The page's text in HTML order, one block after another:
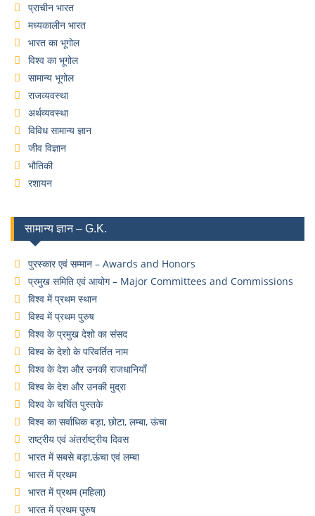
प्राचीन भारत
मध्यकालीन भारत
भारत का भूगोल
विश्व का भूगोल
सामान्य भूगोल
राजव्यवस्था
अर्थव्यवस्था
विविध सामान्य ज्ञान
जीव विज्ञान
भौतिकी
रशायन
सामान्य ज्ञान – G.K.
पुरस्कार एवं सम्मान – Awards and Honors
प्रमुख समिति एवं आयोग – Major Committees and Commissions
विश्व में प्रथम स्थान
विश्व में प्रथम पुरुष
विश्व के प्रमुख देशो का संसद
विश्व के देशो के परिवर्तित नाम
विश्व के देश और उनकी राजधानियाँ
विश्व के देश और उनकी मुद्रा
विश्व के चर्चित पुस्तके
विश्व का सर्वाधिक बड़ा, छोटा, लम्बा, ऊंचा
राष्ट्रीय एवं अंतर्राष्ट्रीय दिवस
भारत में सबसे बड़ा,ऊंचा एवं लम्बा
भारत में प्रथम
भारत में प्रथम (महिला)
भारत में प्रथम पुरुष